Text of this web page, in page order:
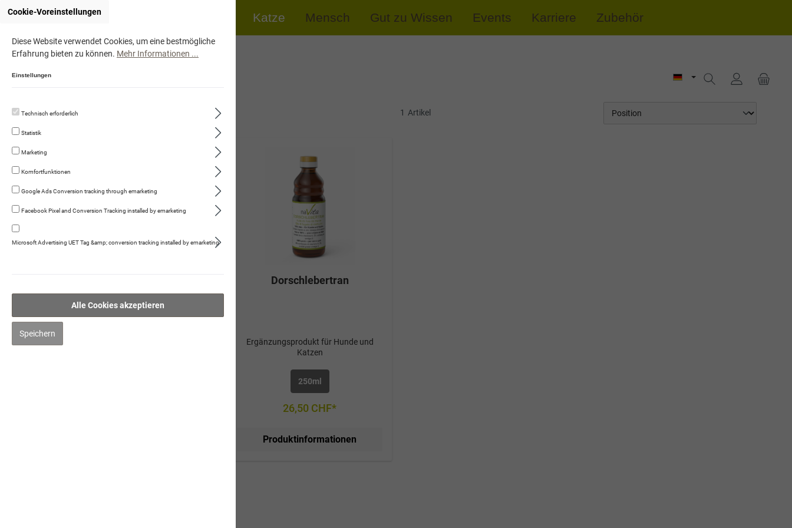
Katze Mensch Gut zu Wissen Events Karriere Zubehör
Katze
Fleischmenüs
Trockennahrung
Kauartikel/Leckerli
Braunalge
Dorschlebertran
1 Artikel
Dorschlebertran
Ergänzungsprodukt für Hunde und
Katzen
250ml
26,50 CHF*
Produktinformationen
Cookie-Voreinstellungen
Diese Website verwendet Cookies, um eine bestmögliche
Erfahrung bieten zu können. Mehr Informationen ...
Einstellungen
Technisch erforderlich
Statistik
Marketing
Komfortfunktionen
Google Ads Conversion tracking through emarketing
Facebook Pixel and Conversion Tracking installed by emarketing
Microsoft Advertising UET Tag &amp; conversion tracking installed by emarketing
Alle Cookies akzeptieren
Speichern